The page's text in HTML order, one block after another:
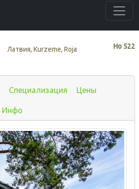
Нo 522
Латвия, Kurzeme, Roja
Специализация Цены
Инфо